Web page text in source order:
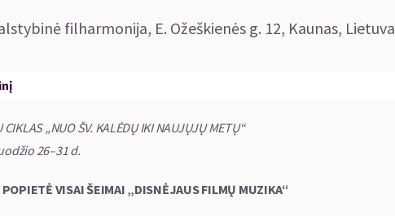
filharmonija, E. Ožeškienės g. 12, Kaunas, Lietuva
CIKLAS „NUO ŠV. KALĖDŲ IKI NAUJŲJŲ METŲ“
26–31 d.
VISAI ŠEIMAI „DISNĖJAUS FILMŲ MUZIKA“